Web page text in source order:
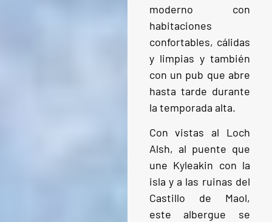
moderno con
habitaciones
confortables, cálidas
y limpias y también
con un pub que abre
hasta tarde durante
la temporada alta.
Con vistas al Loch
Alsh, al puente que
une Kyleakin con la
isla y a las ruinas del
Castillo de Maol,
este albergue se